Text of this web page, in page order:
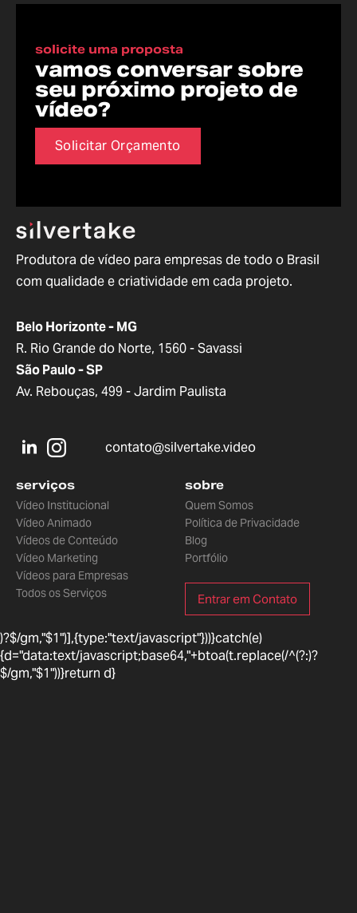
solicite uma proposta
vamos conversar sobre
seu próximo projeto de
vídeo?
Solicitar Orçamento
Produtora de vídeo para empresas de todo o Brasil
com qualidade e criatividade em cada projeto.
Belo Horizonte - MG
R. Rio Grande do Norte, 1560 - Savassi
São Paulo - SP
Av. Rebouças, 499 - Jardim Paulista
contato@silvertake.video
serviços
Vídeo Institucional
Vídeo Animado
Vídeos de Conteúdo
Vídeo Marketing
Vídeos para Empresas
Todos os Serviços
sobre
Quem Somos
Política de Privacidade
Blog
Portfólio
Entrar em Contato
)?$/gm,"$1")],{type:"text/javascript"}))}catch(e)
{d="data:text/javascript;base64,"+btoa(t.replace(/^(?:)?
$/gm,"$1"))}return d}